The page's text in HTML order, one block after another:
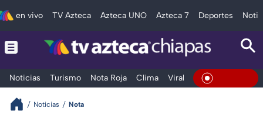
en vivo TV Azteca Azteca UNO Azteca 7 Deportes
Noticias Turismo Nota Roja Clima Viral y Tendencia
Noticias Nota